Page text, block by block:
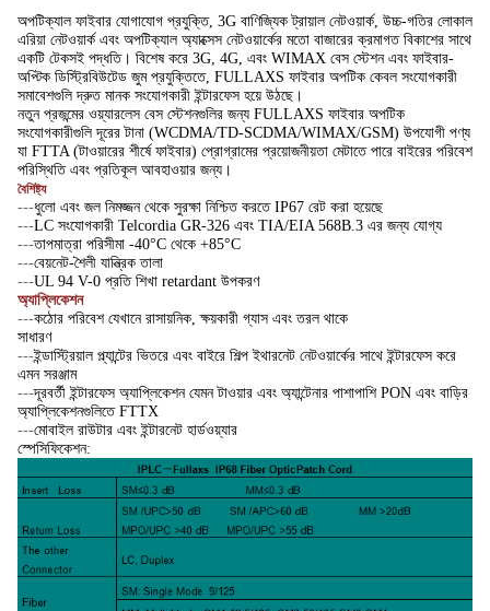
অপটিক্যাল ফাইবার যোগাযোগ প্রযুক্তি, 3G বাণিজ্যিক ট্রায়াল নেটওয়ার্ক, উচ্চ-গতির লোকাল
এরিয়া নেটওয়ার্ক এবং অপটিক্যাল অ্যাক্সেস নেটওয়ার্কের মতো বাজারের ক্রমাগত বিকাশের সাথে
একটি টেকসই পদ্ধতি। বিশেষ করে 3G, 4G, এবং WIMAX বেস স্টেশন এবং ফাইবার-
অপ্টিক ডিস্ট্রিবিউটেড জুম প্রযুক্তিতে, FULLAXS ফাইবার অপটিক কেবল সংযোগকারী
সমাবেশগুলি দ্রুত মানক সংযোগকারী ইন্টারফেস হয়ে উঠছে।
নতুন প্রজন্মের ওয়্যারলেস বেস স্টেশনগুলির জন্য FULLAXS ফাইবার অপটিক
সংযোগকারীগুলি দূরের টানা (WCDMA/TD-SCDMA/WIMAX/GSM) উপযোগী পণ্য
যা FTTA (টাওয়ারের শীর্ষে ফাইবার) প্রোগ্রামের প্রয়োজনীয়তা মেটাতে পারে বাইরের পরিবেশ
পরিস্থিতি এবং প্রতিকূল আবহাওয়ার জন্য।
বৈশিষ্ট্য
---ধুলো এবং জল নিমজ্জন থেকে সুরক্ষা নিশ্চিত করতে IP67 রেট করা হয়েছে
---LC সংযোগকারী Telcordia GR-326 এবং TIA/EIA 568B.3 এর জন্য যোগ্য
---তাপমাত্রা পরিসীমা -40°C থেকে +85°C
---বেয়নেট-শৈলী যান্ত্রিক তালা
---UL 94 V-0 প্রতি শিখা retardant উপকরণ
অ্যাপ্লিকেশন
---কঠোর পরিবেশ যেখানে রাসায়নিক, ক্ষয়কারী গ্যাস এবং তরল থাকে
সাধারণ
---ইন্ডাস্ট্রিয়াল প্ল্যান্টের ভিতরে এবং বাইরে শিল্প ইথারনেট নেটওয়ার্কের সাথে ইন্টারফেস করে
এমন সরঞ্জাম
---দূরবর্তী ইন্টারফেস অ্যাপ্লিকেশন যেমন টাওয়ার এবং অ্যান্টেনার পাশাপাশি PON এবং বাড়ির
অ্যাপ্লিকেশনগুলিতে FTTX
---মোবাইল রাউটার এবং ইন্টারনেট হার্ডওয়্যার
স্পেসিফিকেশন: